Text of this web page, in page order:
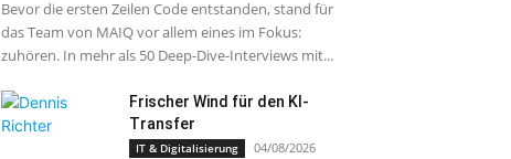
Bevor die ersten Zeilen Code entstanden, stand für
das Team von MAIQ vor allem eines im Fokus:
zuhören. In mehr als 50 Deep-Dive-Interviews mit...
Frischer Wind für den KI-
Transfer
IT & Digitalisierung 04/08/2026